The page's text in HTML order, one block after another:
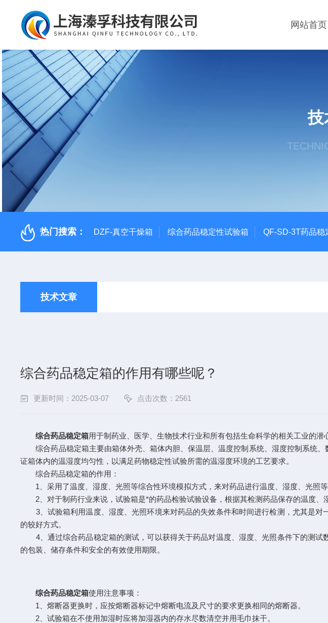
网站首页
技
热门搜索： DZF-真空干燥箱 综合药品稳定性试验箱 QF-SD-3T药品稳
技术文章
综合药品稳定箱的作用有哪些呢？
更新时间：2025-03-07 点击次数：2561
综合药品稳定箱用于制药业、医学、生物技术行业和所有包括生命科学的相关工业的潜
综合药品稳定箱主要由箱体外壳、箱体内胆、保温层、温度控制系统、湿度控制系统、
证箱体内的温湿度均匀性，以满足药物稳定性试验所需的温湿度环境的工艺要求。
综合药品稳定箱的作用：
1、采用了温度、湿度、光照等综合性环境模拟方式，来对药品进行温度、湿度、光照等
2、对于制药行业来说，试验箱是*的药品检验试验设备，根据其检测药品保存的温度、
3、试验箱利用温度、湿度、光照环境来对药品的失效条件和时间进行检测，尤其是对
的较好方式。
4、通过综合药品稳定箱的测试，可以获得关于药品对温度、湿度、光照条件下的测试
的包装、储存条件和安全的有效使用期限。
综合药品稳定箱使用注意事项：
1、熔断器更换时，应按熔断器标记中熔断电流及尺寸的要求更换相同的熔断器。
2、试验箱在不使用加湿时应将加湿器内的存水尽数清空并用毛巾抹干。